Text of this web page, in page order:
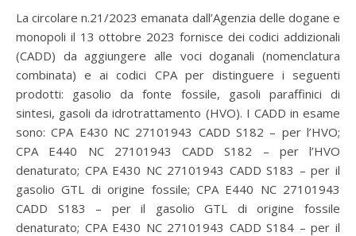
La circolare n.21/2023 emanata dall’Agenzia delle dogane e
monopoli il 13 ottobre 2023 fornisce dei codici addizionali
(CADD) da aggiungere alle voci doganali (nomenclatura
combinata) e ai codici CPA per distinguere i seguenti
prodotti: gasolio da fonte fossile, gasoli paraffinici di
sintesi, gasoli da idrotrattamento (HVO). I CADD in esame
sono: CPA E430 NC 27101943 CADD S182 – per l’HVO;
CPA E440 NC 27101943 CADD S182 – per l’HVO
denaturato; CPA E430 NC 27101943 CADD S183 – per il
gasolio GTL di origine fossile; CPA E440 NC 27101943
CADD S183 – per il gasolio GTL di origine fossile
denaturato; CPA E430 NC 27101943 CADD S184 – per il